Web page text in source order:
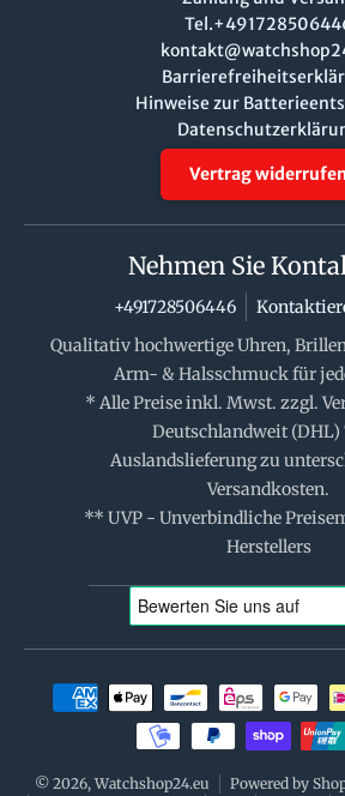
Hinweise zur
Vertrag widerrufen
Nehmen Sie
+491728506446
Qualitativ hochwertige Uhren,
Arm- & Halsschmuck für
* Alle Preise inkl. Mwst. zzgl.
Deutschlandweit (DHL)
Auslandslieferung zu
Versandkosten.
** UVP - Unverbindliche
Herstellers
Zahlungsmethoden
© 2026,Watchshop24.eu Powered by